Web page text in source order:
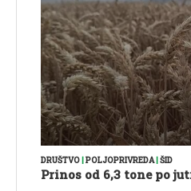
DRUŠTVO|POLJOPRIVREDA|ŠID
Prinos od 6,3 tone po